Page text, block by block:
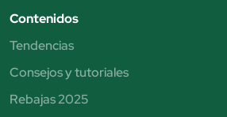
Contenidos
Tendencias
Consejos y tutoriales
Rebajas 2025